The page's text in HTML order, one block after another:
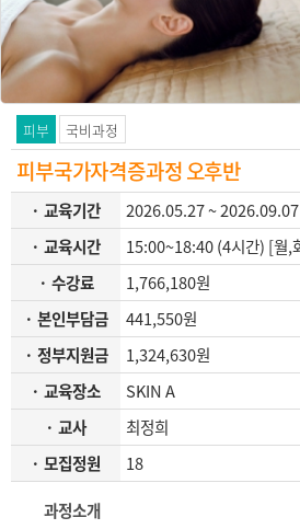
피부 국비과정
피부국가자격증과정 오후반
· 교육기간
2026.05.27 ~ 2026.09.07
· 교육시간
15:00~18:40 (4시간) [월,
· 수강료
1,766,180원
· 본인부담금
441,550원
· 정부지원금
1,324,630원
· 교육장소
SKIN A
· 교사
최정희
· 모집정원
18
과정소개